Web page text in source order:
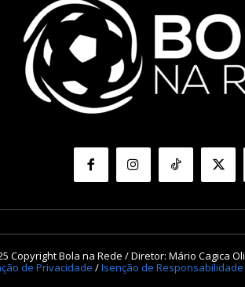
Copyright Bola na Rede / Diretor: Mário Cagica
de Privacidade /Isenção de Responsabilidade